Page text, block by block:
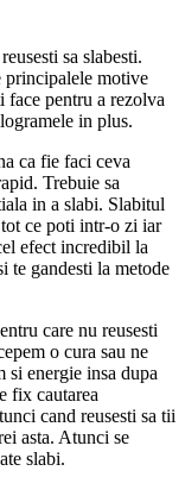
sa slabesti.
principalele motive
face pentru a rezolva
in plus.
ca fie faci ceva
Trebuie sa
in a slabi. Slabitul
ce poti intr-o zi iar
efect incredibil la
te gandesti la metode
care nu reusesti
o cura sau ne
si energie insa dupa
fix cautarea
cand reusesti sa tii
asta. Atunci se
slabi.